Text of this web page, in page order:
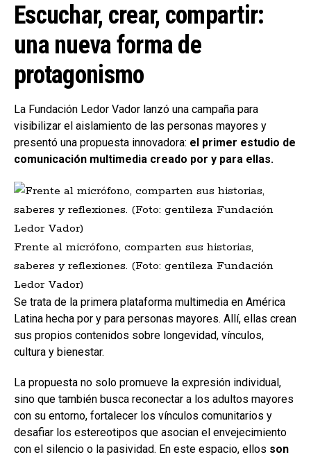
Escuchar, crear, compartir:
una nueva forma de
protagonismo
La Fundación Ledor Vador lanzó una campaña para
visibilizar el aislamiento de las personas mayores y
presentó una propuesta innovadora: el primer estudio de
comunicación multimedia creado por y para ellas.
Frente al micrófono, comparten sus historias,
saberes y reflexiones. (Foto: gentileza Fundación
Ledor Vador)
Se trata de la primera plataforma multimedia en América
Latina hecha por y para personas mayores. Allí, ellas crean
sus propios contenidos sobre longevidad, vínculos,
cultura y bienestar.
La propuesta no solo promueve la expresión individual,
sino que también busca reconectar a los adultos mayores
con su entorno, fortalecer los vínculos comunitarios y
desafiar los estereotipos que asocian el envejecimiento
con el silencio o la pasividad. En este espacio, ellos son